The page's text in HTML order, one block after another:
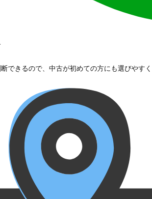
できるので、中古が初めての方にも選びやす